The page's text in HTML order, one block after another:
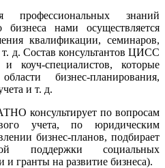
знаний
бизнеса нами осуществляется
квалификации, семинаров,
т. д. Состав консультантов ЦИСС
коуч-специалистов, которые
бизнес-планирования,
и т. д.
консультирует по вопросам
учета, по юридическим
бизнес-планов, подбирает
поддержки социальных
гранты на развитие бизнеса).